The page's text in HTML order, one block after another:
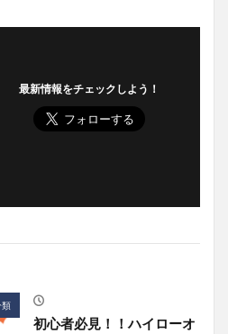
最新情報をチェックしよう！
類
初心者必見！！ハイローオ